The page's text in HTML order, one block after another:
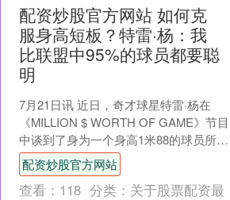
配资炒股官方网站 如何克
服身高短板？特雷·杨：我
比联盟中95%的球员都要聪
明
7月21日讯 近日，奇才球星特雷·杨在
《MILLION $ WORTH OF GAME》节目
中谈到了身为一个身高1米88的球员所面
临的困境，以及如何克服这种短板....
配资炒股官方网站
查看： 118 分类： 关于股票配资最